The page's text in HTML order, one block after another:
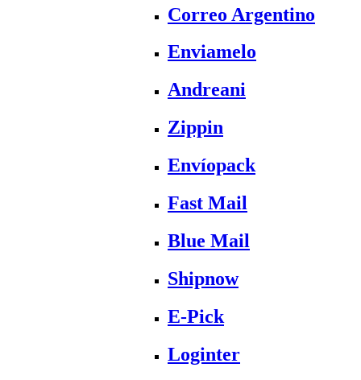
Correo Argentino
Enviamelo
Andreani
Zippin
Envíopack
Fast Mail
Blue Mail
Shipnow
E-Pick
Loginter